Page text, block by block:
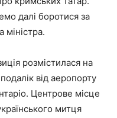
далі боротися за
міністра.
розмістилася на
від аеропорту
Центрове місце
митця